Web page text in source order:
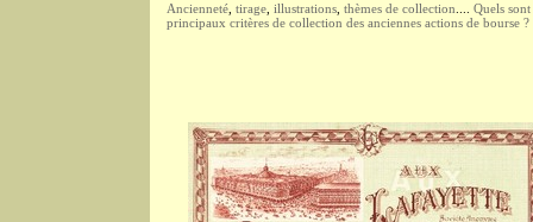
Ancienneté tirage illustrations thèmes de collection
Quels sont
principaux critères de collection des anciennes actions de bourse ?